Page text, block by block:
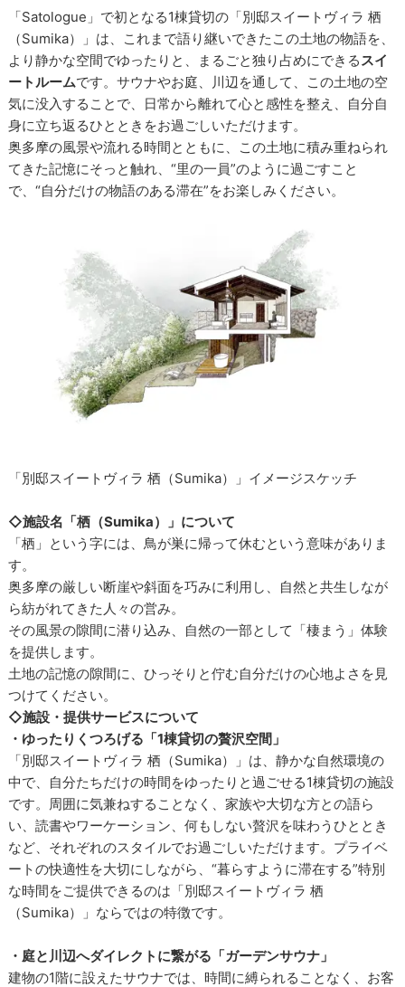
「Satologue」で初となる1棟貸切の「別邸スイートヴィラ 栖
（Sumika）」は、これまで語り継いできたこの土地の物語を、
より静かな空間でゆったりと、まるごと独り占めにできるスイ
ートルームです。サウナやお庭、川辺を通して、この土地の空
気に没入することで、日常から離れて心と感性を整え、自分自
身に立ち返るひとときをお過ごしいただけます。
奥多摩の風景や流れる時間とともに、この土地に積み重ねられ
てきた記憶にそっと触れ、“里の一員”のように過ごすこと
で、“自分だけの物語のある滞在”をお楽しみください。
「別邸スイートヴィラ 栖（Sumika）」イメージスケッチ
◇施設名「栖（Sumika）」について
「栖」という字には、鳥が巣に帰って休むという意味がありま
す。
奥多摩の厳しい断崖や斜面を巧みに利用し、自然と共生しなが
ら紡がれてきた人々の営み。
その風景の隙間に潜り込み、自然の一部として「棲まう」体験
を提供します。
土地の記憶の隙間に、ひっそりと佇む自分だけの心地よさを見
つけてください。
◇施設・提供サービスについて
・ゆったりくつろげる「1棟貸切の贅沢空間」
「別邸スイートヴィラ 栖（Sumika）」は、静かな自然環境の
中で、自分たちだけの時間をゆったりと過ごせる1棟貸切の施設
です。周囲に気兼ねすることなく、家族や大切な方との語ら
い、読書やワーケーション、何もしない贅沢を味わうひととき
など、それぞれのスタイルでお過ごしいただけます。プライベ
ートの快適性を大切にしながら、“暮らすように滞在する”特別
な時間をご提供できるのは「別邸スイートヴィラ 栖
（Sumika）」ならではの特徴です。
・庭と川辺へダイレクトに繋がる「ガーデンサウナ」
建物の1階に設えたサウナでは、時間に縛られることなく、お客